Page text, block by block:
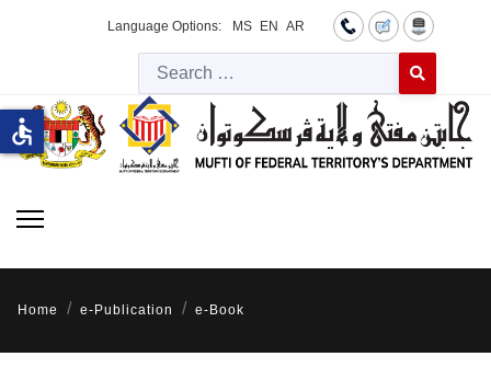
Language Options: MS EN AR
Type 2 or
Home e-Publication e-Book
accessible